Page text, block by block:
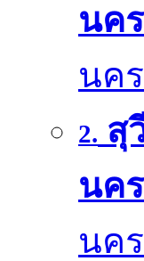
นค
นค
2. สุ
นค
นค